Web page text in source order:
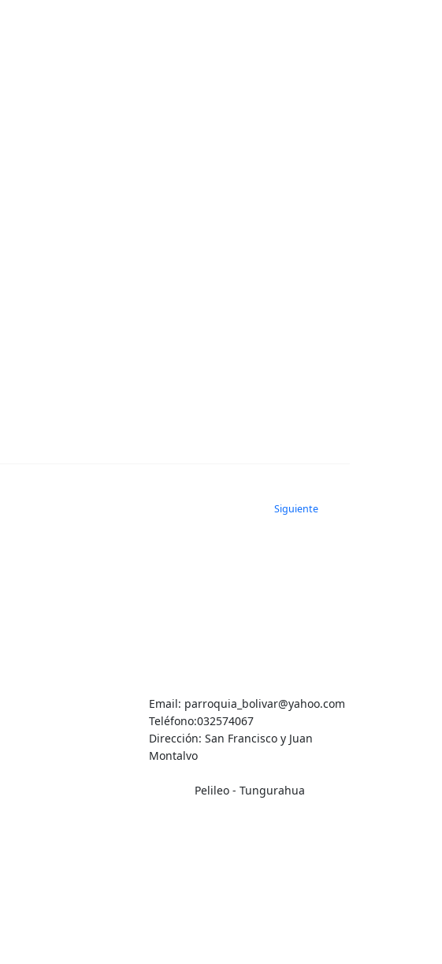
Siguiente
Email: parroquia_bolivar@yahoo.com
Teléfono:032574067
Dirección: San Francisco y Juan
Montalvo
Pelileo - Tungurahua